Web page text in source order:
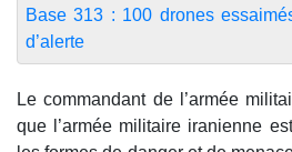
Base 313 : 100 drones
d’alerte
Le commandant de l’armée
que l’armée militaire iranienne